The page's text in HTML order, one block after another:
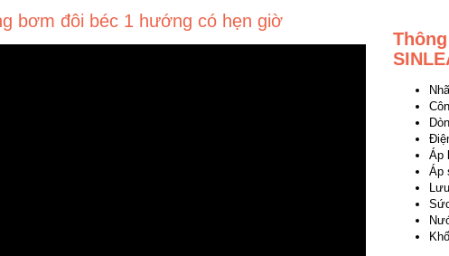
bơm đôi béc 1 hướng có hẹn giờ
Áp
Áp